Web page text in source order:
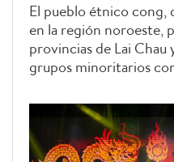
El pueblo étnico cong,
en la región noroeste,
provincias de Lai Chau
grupos minoritarios
muchas
trajes tradicionales,
únicos.